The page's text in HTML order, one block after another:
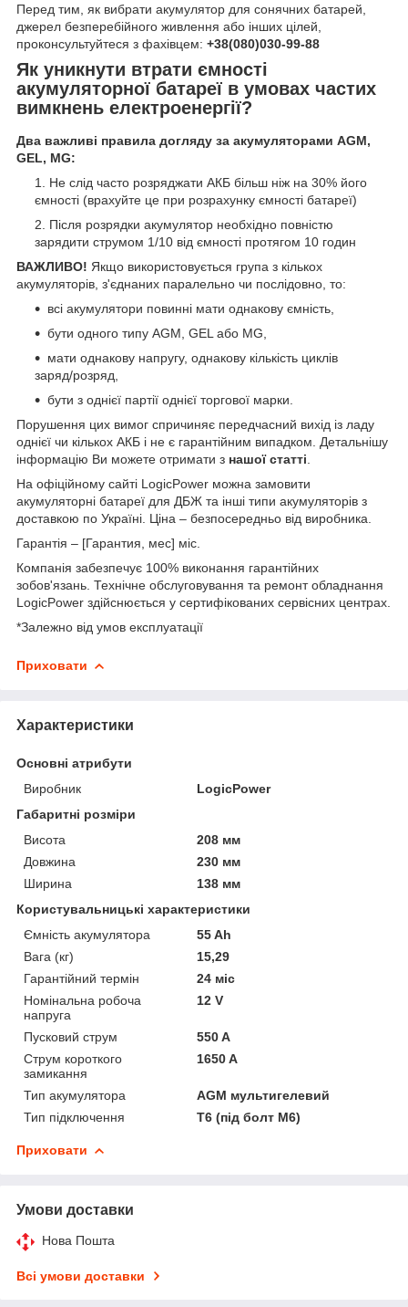
Перед тим, як вибрати акумулятор для сонячних батарей,
джерел безперебійного живлення або інших цілей,
проконсультуйтеся з фахівцем: +38(080)030-99-88
Як уникнути втрати ємності
акумуляторної батареї в умовах частих
вимкнень електроенергії?
Два важливі правила догляду за акумуляторами AGM,
GEL, MG:
Не слід часто розряджати АКБ більш ніж на 30% його
ємності (врахуйте це при розрахунку ємності батареї)
Після розрядки акумулятор необхідно повністю
зарядити струмом 1/10 від ємності протягом 10 годин
ВАЖЛИВО! Якщо використовується група з кількох
акумуляторів, з'єднаних паралельно чи послідовно, то:
всі акумулятори повинні мати однакову ємність,
бути одного типу AGM, GEL або MG,
мати однакову напругу, однакову кількість циклів
заряд/розряд,
бути з однієї партії однієї торгової марки.
Порушення цих вимог спричиняє передчасний вихід із ладу
однієї чи кількох АКБ і не є гарантійним випадком. Детальнішу
інформацію Ви можете отримати з нашої статті
На офіційному сайті LogicPower можна замовити
акумуляторні батареї для ДБЖ та інші типи акумуляторів з
доставкою по Україні. Ціна – безпосередньо від виробника.
Гарантія – [Гарантия, мес] міс.
Компанія забезпечує 100% виконання гарантійних
зобов'язань. Технічне обслуговування та ремонт обладнання
LogicPower здійснюється у сертифікованих сервісних центрах.
*Залежно від умов експлуатації
Приховати
Характеристики
Основні атрибути
Виробник
LogicPower
Габаритні розміри
Висота
208 мм
Довжина
230 мм
Ширина
138 мм
Користувальницькі характеристики
Ємність акумулятора
55 Ah
Вага (кг)
15,29
Гарантійний термін
24 міс
Номінальна робоча
напруга
12 V
Пусковий струм
550 A
Струм короткого
замикання
1650 A
Тип акумулятора
AGM мультигелевий
Тип підключення
Т6 (під болт М6)
Приховати
Умови доставки
Нова Пошта
Всі умови доставки